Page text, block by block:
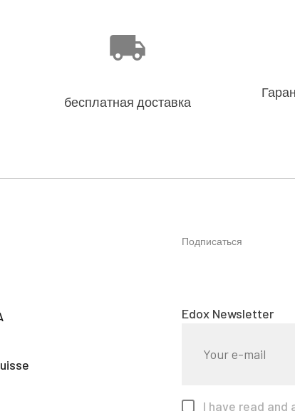
бесплатная доставка
Подписаться
Edox Newsletter
I have read and